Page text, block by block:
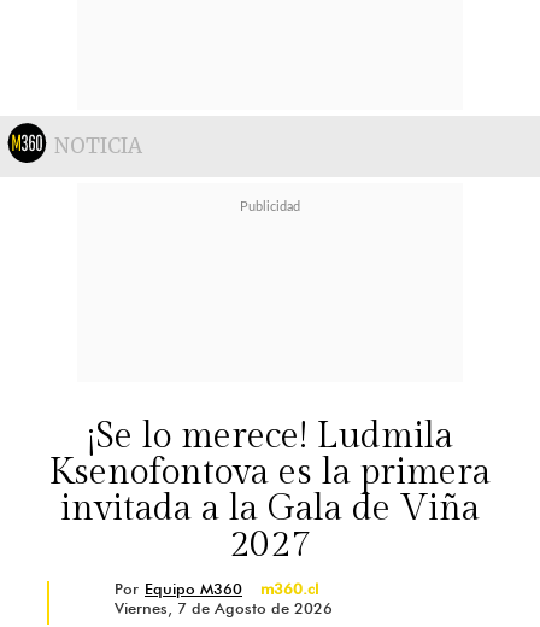
NOTICIA
¡Se lo merece! Ludmila
Ksenofontova es la primera
invitada a la Gala de Viña
2027
Por Equipo M360
m360.cl
Viernes, 7 de Agosto de 2026